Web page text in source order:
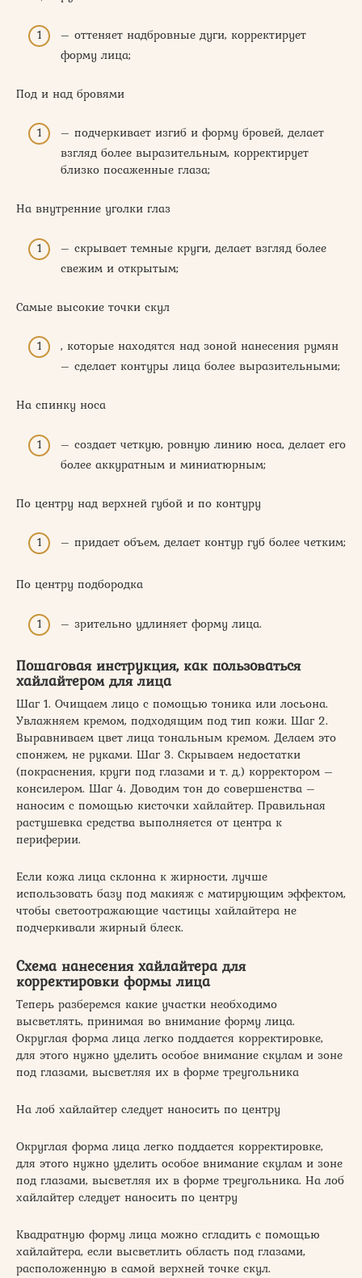
– оттеняет надбровные дуги, корректирует
форму лица;
Под и над бровями
– подчеркивает изгиб и форму бровей, делает
взгляд более выразительным, корректирует
близко посаженные глаза;
На внутренние уголки глаз
– скрывает темные круги, делает взгляд более
свежим и открытым;
Самые высокие точки скул
, которые находятся над зоной нанесения румян
– сделает контуры лица более выразительными;
На спинку носа
– создает четкую, ровную линию носа, делает его
более аккуратным и миниатюрным;
По центру над верхней губой и по контуру
– придает объем, делает контур губ более четким;
По центру подбородка
– зрительно удлиняет форму лица.
Пошаговая инструкция, как пользоваться
хайлайтером для лица
Шаг 1. Очищаем лицо с помощью тоника или лосьона.
Увлажняем кремом, подходящим под тип кожи. Шаг 2.
Выравниваем цвет лица тональным кремом. Делаем это
спонжем, не руками. Шаг 3. Скрываем недостатки
(покраснения, круги под глазами и т. д.) корректором –
консилером. Шаг 4. Доводим тон до совершенства –
наносим с помощью кисточки хайлайтер. Правильная
растушевка средства выполняется от центра к
периферии.
Если кожа лица склонна к жирности, лучше
использовать базу под макияж с матирующим эффектом,
чтобы светоотражающие частицы хайлайтера не
подчеркивали жирный блеск.
Схема нанесения хайлайтера для
корректировки формы лица
Теперь разберемся какие участки необходимо
высветлять, принимая во внимание форму лица.
Округлая форма лица легко поддается корректировке,
для этого нужно уделить особое внимание скулам и зоне
под глазами, высветляя их в форме треугольника
На лоб хайлайтер следует наносить по центру
Округлая форма лица легко поддается корректировке,
для этого нужно уделить особое внимание скулам и зоне
под глазами, высветляя их в форме треугольника. На лоб
хайлайтер следует наносить по центру
Квадратную форму лица можно сгладить с помощью
хайлайтера, если высветлить область под глазами,
расположенную в самой верхней точке скул.